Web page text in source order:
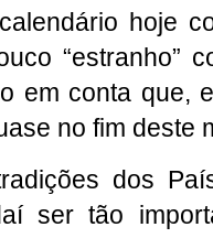
hoje
“estranho”
em conta que,
no fim deste
dos
ser tão